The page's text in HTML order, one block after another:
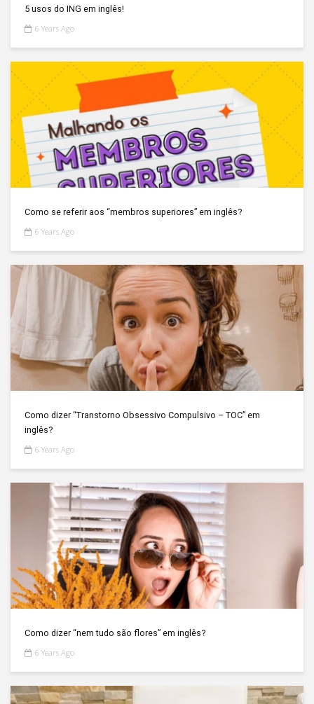
5 usos do ING em inglês!
6 Years Ago
Como se referir aos “membros superiores” em inglês?
6 Years Ago
Como dizer “Transtorno Obsessivo Compulsivo – TOC” em
inglês?
6 Years Ago
Como dizer “nem tudo são flores” em inglês?
6 Years Ago